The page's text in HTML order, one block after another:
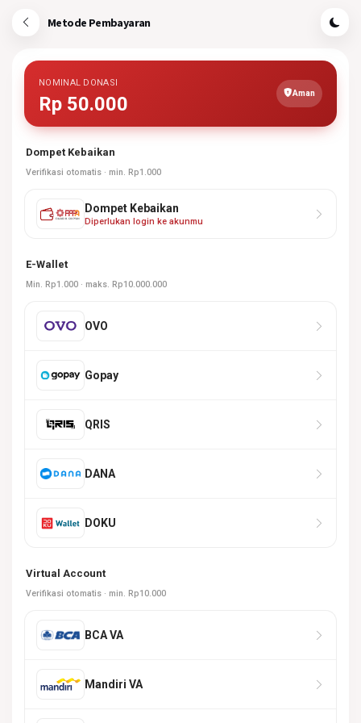
Metode Pembayaran
NOMINAL DONASI
Rp 50.000 Aman
Dompet Kebaikan
Verifikasi otomatis · min. Rp1.000
Dompet Kebaikan
Diperlukan login ke akunmu
E-Wallet
Min. Rp1.000 · maks. Rp10.000.000
OVO
Gopay
QRIS
DANA
DOKU
Virtual Account
Verifikasi otomatis · min. Rp10.000
BCA VA
Mandiri VA